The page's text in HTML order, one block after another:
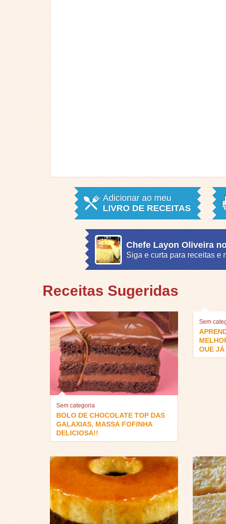
Adicionar ao meu
LIVRO DE RECEITAS
Chefe Layon Oliveira
Siga e curta para receitas e
Receitas Sugeridas
Sem categoria
BOLO DE CHOCOLATE TOP DAS
GALAXIAS, MASSA FOFINHA
DELICIOSA!!
Sem
QUE JÁ